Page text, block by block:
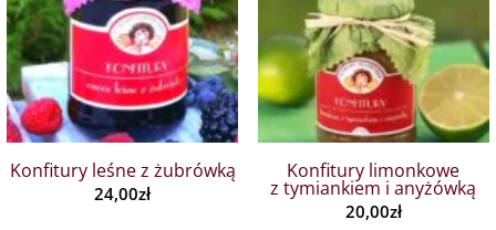
Konfitury leśne z żubrówką
24,00zł
Konfitury limonkowe
z tymiankiem i anyżówką
20,00zł